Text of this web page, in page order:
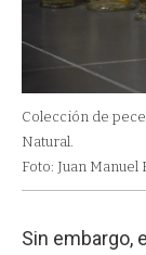
Colección de
Natural.
Foto: Juan Manuel
Sin embargo,